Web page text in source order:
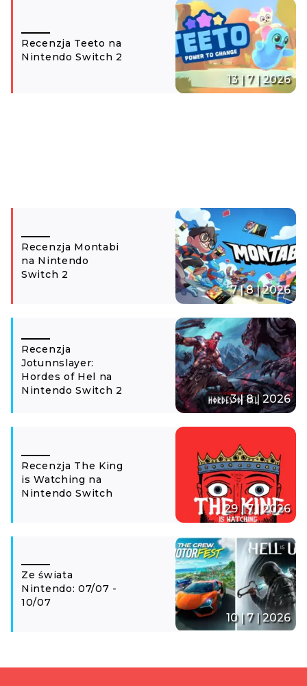
Recenzja Teeto na
Nintendo Switch 2
13 | 7 | 2026
Recenzja Montabi
na Nintendo
Switch 2
7 | 8 | 2026
Recenzja
Jotunnslayer:
Hordes of Hel na
Nintendo Switch 2
3 | 8 | 2026
Recenzja The King
is Watching na
Nintendo Switch
29 | 7 | 2026
Ze świata
Nintendo: 07/07 -
10/07
10 | 7 | 2026